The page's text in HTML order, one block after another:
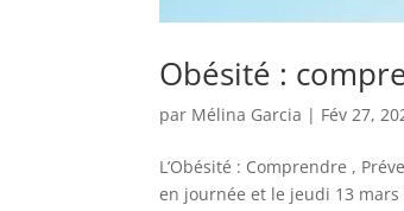
Obésité :
par Mélina Garcia | Fév 27,
L’Obésité : Comprendre ,
en journée et le jeudi 13